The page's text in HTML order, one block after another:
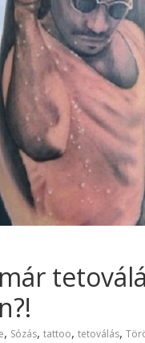
, Sózás, tattoo, tetoválás,